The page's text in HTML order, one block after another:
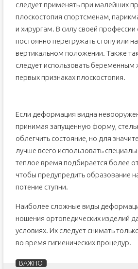
следует применять при малейших
плоскостопия спортсменам,
и хирургам. В силу своей
постоянно перегружать стопу или
вертикальном положении. Также
следует использовать
первых признаках плоскостопия.
Если деформация видна
принимая запущенную форму,
облегчить состояние, но для
лучше всего использовать
теплое время подбирается более
чтобы предупредить образование
потение ступни.
Наиболее сложные виды
ношения ортопедических изделий
условиях. Их следует снимать
во время гигиенических процедур.